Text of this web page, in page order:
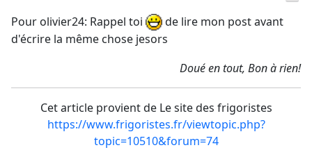
Pour olivier24: Rappel toi
de lire mon post avant
d'écrire la même chose jesors
Doué en tout, Bon à rien!
Cet article provient de Le site des frigoristes
https://www.frigoristes.fr/viewtopic.php?
topic=10510&forum=74